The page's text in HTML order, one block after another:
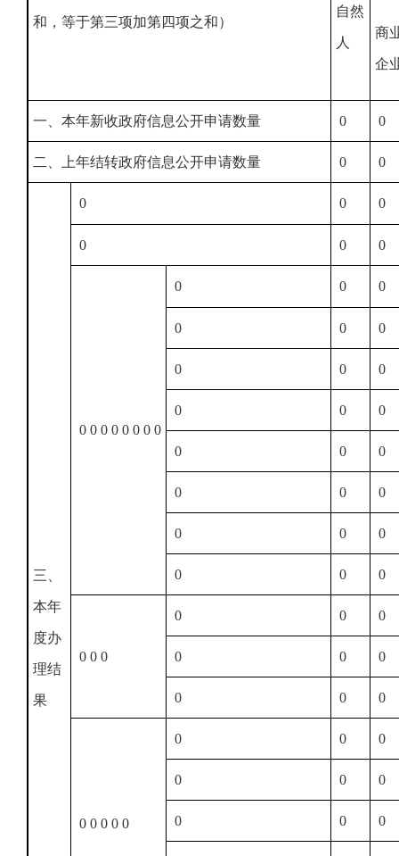
和，等于第三项加第四项之和）
自然
人
商
企
一、本年新收政府信息公开申请数量 0 0
二、上年结转政府信息公开申请数量 0 0
三、
本年
度办
理结
果
0 0 0
0 0 0
0 0 0 0 0 0 0 0
0 0 0
0 0 0
0 0 0
0 0 0
0 0 0
0 0 0
0 0 0
0 0 0
0 0 0
0 0 0
0 0 0
0 0 0
0 0 0 0 0
0 0 0
0 0 0
0 0 0